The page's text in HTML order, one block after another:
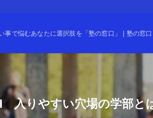
事で悩むあなたに選択肢を「塾の窓口」 | 塾の窓口
入りやすい穴場の学部と